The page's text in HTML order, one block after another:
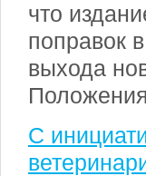
что
поправок
выхода
С